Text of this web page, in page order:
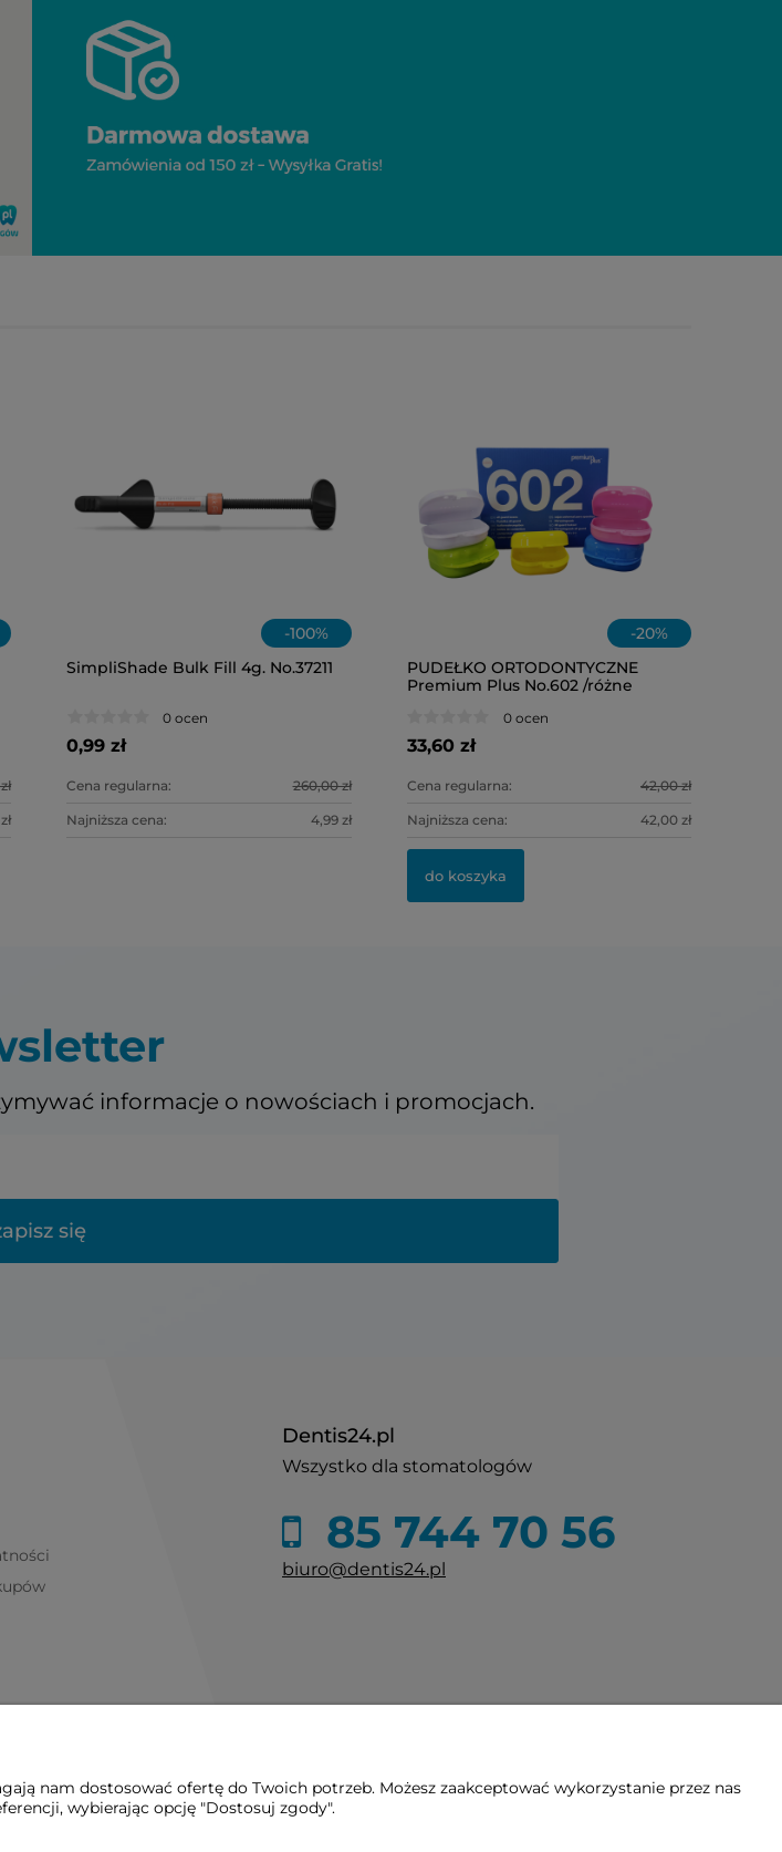
-100%
SimpliShade Bulk Fill 4g. No.37211
0 ocen
0,99 zł
Cena regularna: 260,00 zł
Najniższa cena: 4,99 zł
-20%
PUDEŁKO ORTODONTYCZNE
Premium Plus No.602 /różne
0 ocen
33,60 zł
Cena regularna: 42,00 zł
Najniższa cena: 42,00 zł
do koszyka
informacje o nowościach i promocjach.
się
Dentis24.pl
Wszystko dla stomatologów
85 744 70 56
biuro@dentis24.pl
nam dostosować ofertę do Twoich potrzeb. Możesz zaakceptować wykorzystanie przez nas
wybierając opcję "Dostosuj zgody".